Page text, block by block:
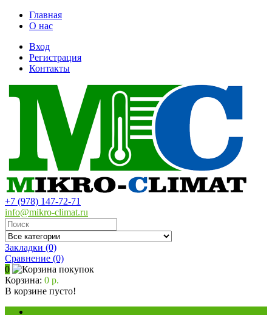
Главная
О нас
Вход
Регистрация
Контакты
+7 (978) 147-72-71
info@mikro-climat.ru
Закладки (0)
Сравнение (0)
0
Корзина: 0 р.
В корзине пусто!